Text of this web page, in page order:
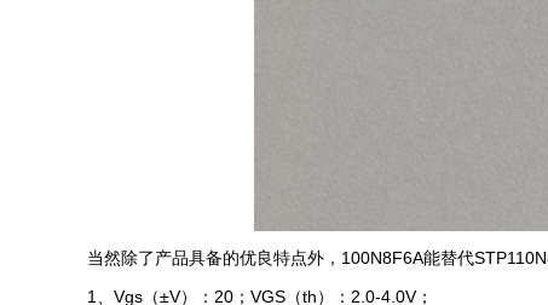
当然除了产品具备的优良特点外，100N8F6A能替代
1、Vgs（±V）：20；VGS（th）：2.0-4.0V；